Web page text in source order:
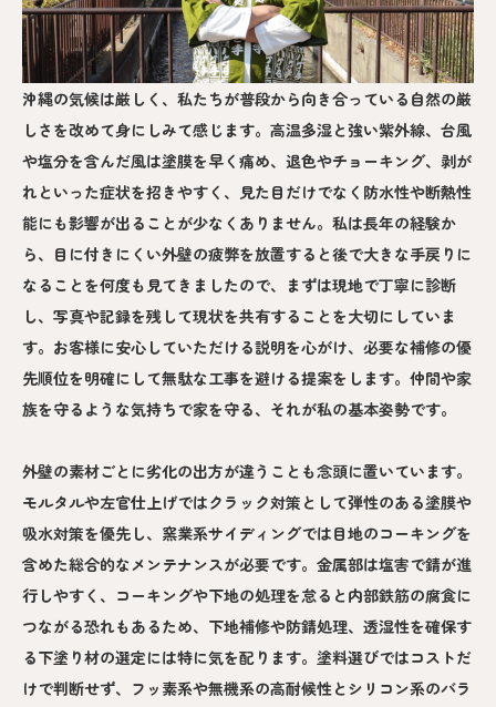
沖縄の気候は厳しく、私たちが普段から向き合っている自然の厳
しさを改めて身にしみて感じます。高温多湿と強い紫外線、台風
や塩分を含んだ風は塗膜を早く痛め、退色やチョーキング、剥が
れといった症状を招きやすく、見た目だけでなく防水性や断熱性
能にも影響が出ることが少なくありません。私は長年の経験か
ら、目に付きにくい外壁の疲弊を放置すると後で大きな手戻りに
なることを何度も見てきましたので、まずは現地で丁寧に診断
し、写真や記録を残して現状を共有することを大切にしていま
す。お客様に安心していただける説明を心がけ、必要な補修の優
先順位を明確にして無駄な工事を避ける提案をします。仲間や家
族を守るような気持ちで家を守る、それが私の基本姿勢です。
外壁の素材ごとに劣化の出方が違うことも念頭に置いています。
モルタルや左官仕上げではクラック対策として弾性のある塗膜や
吸水対策を優先し、窯業系サイディングでは目地のコーキングを
含めた総合的なメンテナンスが必要です。金属部は塩害で錆が進
行しやすく、コーキングや下地の処理を怠ると内部鉄筋の腐食に
つながる恐れもあるため、下地補修や防錆処理、透湿性を確保す
る下塗り材の選定には特に気を配ります。塗料選びではコストだ
けで判断せず、フッ素系や無機系の高耐候性とシリコン系のバラ